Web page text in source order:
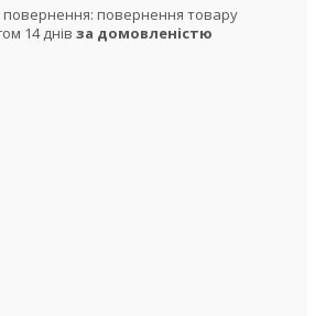
повернення товару
14 днів за домовленістю